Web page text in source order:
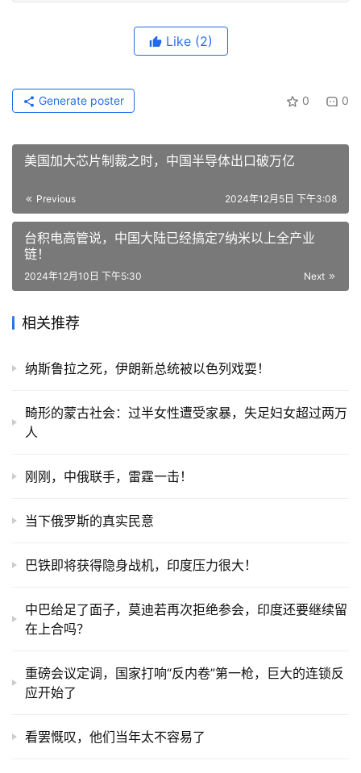
Like (2)
0 0
Generate poster
美国加大芯片制裁之时，中国半导体出口破万亿
Previous 2024年12月5日 下午3:08
台积电高管说，中国大陆已经搞定7纳米以上全产业
链！
Next
2024年12月10日 下午5:30
相关推荐
纳斯鲁拉之死，伊朗新总统被以色列戏耍！
畸形的蒙古社会：过半女性遭受家暴，失足妇女超过两万
人
刚刚，中俄联手，雷霆一击！
当下俄罗斯的真实民意
巴铁即将获得隐身战机，印度压力很大！
中巴给足了面子，莫迪若再次拒绝参会，印度还要继续留
在上合吗？
重磅会议定调，国家打响“反内卷”第一枪，巨大的连锁反
应开始了
看罢慨叹，他们当年太不容易了